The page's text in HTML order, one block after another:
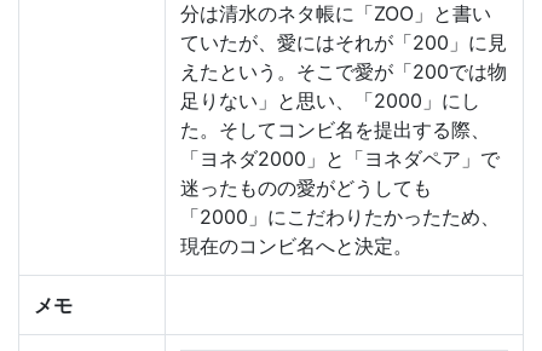
分は清水のネタ帳に「ZOO」と書い
ていたが、愛にはそれが「200」に見
えたという。そこで愛が「200では物
足りない」と思い、「2000」にし
た。そしてコンビ名を提出する際、
「ヨネダ2000」と「ヨネダペア」で
迷ったものの愛がどうしても
「2000」にこだわりたかったため、
現在のコンビ名へと決定。
メモ